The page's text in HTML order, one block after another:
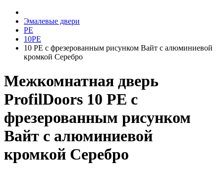
Эмалевые двери
PE
10PE
10 PE с фрезерованным рисунком Вайт с алюминиевой
кромкой Серебро
Межкомнатная дверь
ProfilDoors 10 PE с
фрезерованным рисунком
Вайт с алюминиевой
кромкой Серебро